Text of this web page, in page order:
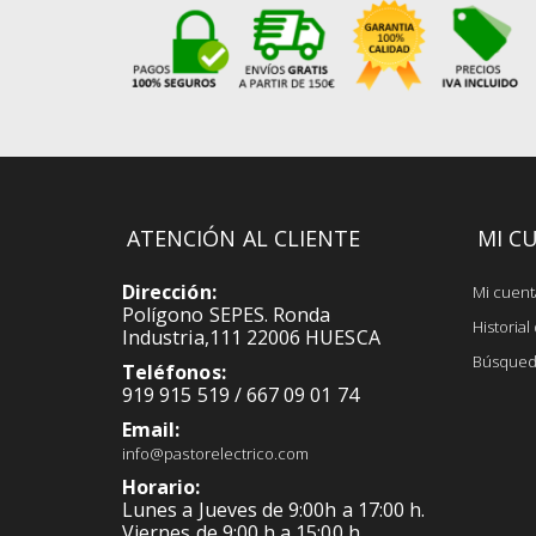
ATENCIÓN AL CLIENTE
Dirección:
Polígono SEPES. Ronda
Industria,111 22006 HUESCA
Teléfonos:
919 915 519 / 667 09 01 74
Email:
info@pastorelectrico.com
Horario:
Lunes a Jueves de 9:00h a 17:00 h.
MI
Mi